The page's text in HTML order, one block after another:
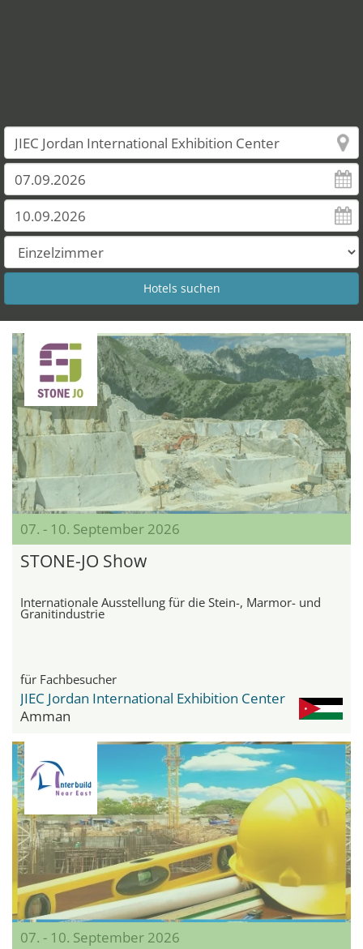
07. - 10. September 2026
STONE-JO Show
Internationale Ausstellung für die Stein-, Marmor- und
Granitindustrie
für Fachbesucher
JIEC Jordan International Exhibition Center
Amman
07. - 10. September 2026